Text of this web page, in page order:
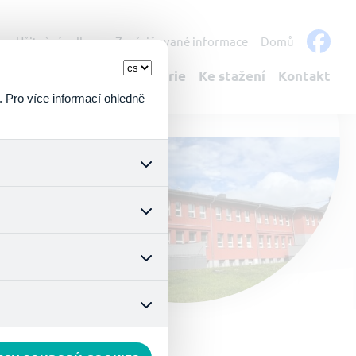
Užitečné odkazy Zveřejňované informace Domů
Fotogalerie Ke stažení Kontakt
Pro více informací ohledně
s uživáním cookies.
nedokážeme zjistit
se nevhodným